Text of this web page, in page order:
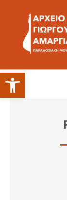
Ανοίξτε τη γραμμή